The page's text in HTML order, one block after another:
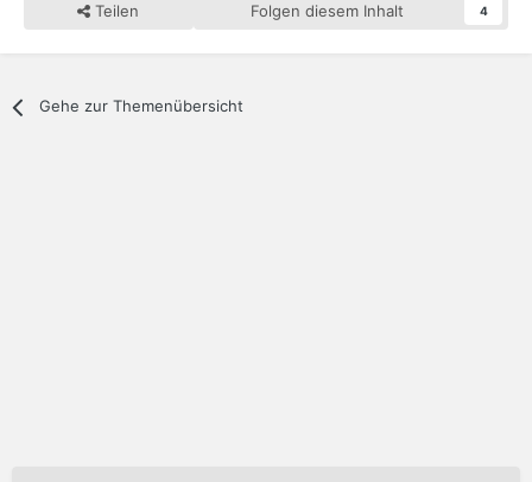
Teilen Folgen diesem Inhalt 4
Gehe zur Themenübersicht